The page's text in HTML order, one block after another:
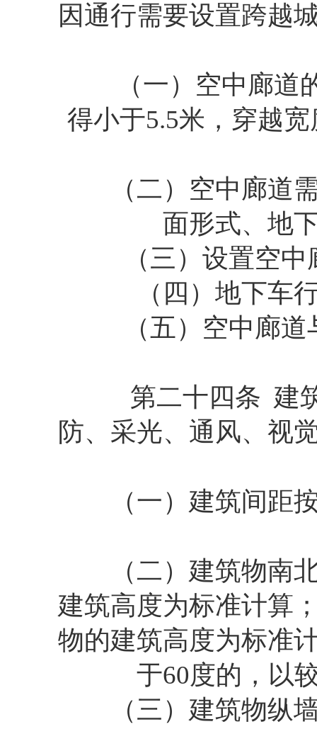
因通行需要设置跨越
（一）空中廊道的
得小于5.5米，穿越
（二）空中廊道需
面形式、地
（三）设置空中
（四）地下车行
（五）空中廊道
第二十四条 建筑
防、采光、通风、视
（一）建筑间距按
（二）建筑物南北
建筑高度为标准计算
物的建筑高度为标准
于60度的，以
（三）建筑物纵墙